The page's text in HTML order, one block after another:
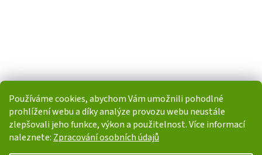
Používáme cookies, abychom Vám umožnili pohodlné
prohlížení webu a díky analýze provozu webu neustále
zlepšovali jeho funkce, výkon a použitelnost. Více informací
naleznete: Zpracování osobních údajů